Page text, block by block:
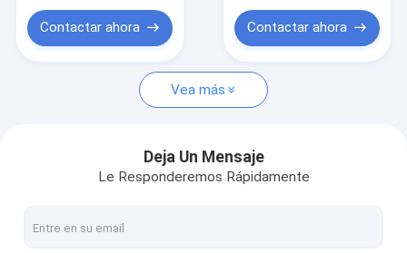
Casos
Elementos sic de calefacción
Piezas de cerámica industriales
Nitruro de boro de cerámica
Contactar ahora Contactar ahora
Vea más
Deja Un Mensaje
Le Responderemos Rápidamente